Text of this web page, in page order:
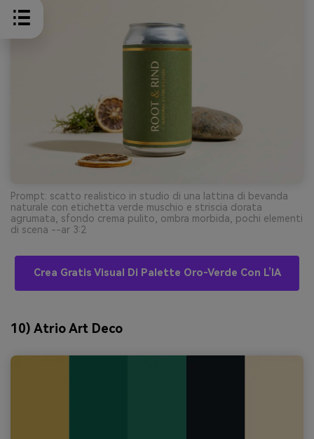
Prompt: scatto realistico in studio di una lattina di bevanda
naturale con etichetta verde muschio e striscia dorata
agrumata, sfondo crema pulito, ombra morbida, pochi elementi
di scena --ar 3:2
Crea Gratis Visual Di Palette Oro-Verde Con L’IA
10) Atrio Art Deco